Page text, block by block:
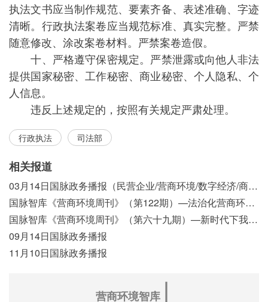
执法文书应当制作规范、要素齐备、表述准确、字迹
清晰。行政执法案卷应当规范标准、真实完整。严禁
随意修改、涂改案卷材料。严禁案卷造假。
十、严格遵守保密规定。严禁泄露或向他人非法
提供国家秘密、工作秘密、商业秘密、个人隐私、个
人信息。
违反上述规定的，按照有关规定严肃处理。
行政执法 司法部
相关报道
03月14日国脉政务播报（民营企业/营商环境/数字经济/商事制度改革）
国脉智库《营商环境周刊》（第122期）—法治化营商环境视域下我国行政执法公示制度浅析
国脉智库《营商环境周刊》（第六十九期）—新时代下我国营商环境标准体系构建初探
09月14日国脉政务播报
11月10日国脉政务播报
营商环境智库